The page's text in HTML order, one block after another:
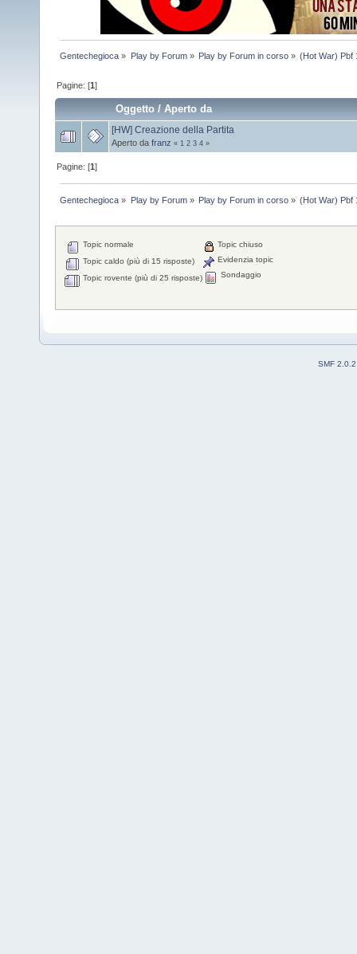
Gentechegioca » Play by Forum» Play by Forum in corso» (Hot War) Pbf
Pagine: [1]
Oggetto /Aperto da
[HW] Creazione della Partita
Aperto da franz « 1 2 3 4 »
Pagine: [1]
Gentechegioca » Play by Forum» Play by Forum in corso» (Hot War) Pbf
Topic normale
Topic caldo (più di 15 risposte)
Topic rovente (più di 25 risposte)
Topic chiuso
Evidenzia topic
Sondaggio
SMF 2.0.2